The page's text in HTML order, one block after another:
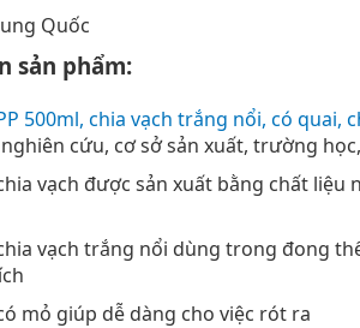
Quốc
sản phẩm:
500ml, chia vạch trắng nổi, có quai,
cứu, cơ sở sản xuất, trường
vạch được sản xuất bằng chất
vạch trắng nổi dùng trong đong
mỏ giúp dễ dàng cho việc rót ra